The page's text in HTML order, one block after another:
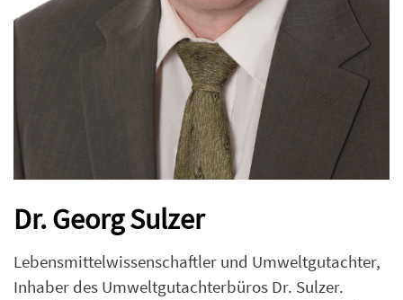
Dr. Georg Sulzer
Lebensmittelwissenschaftler und Umweltgutachter,
Inhaber des Umweltgutachterbüros Dr. Sulzer.